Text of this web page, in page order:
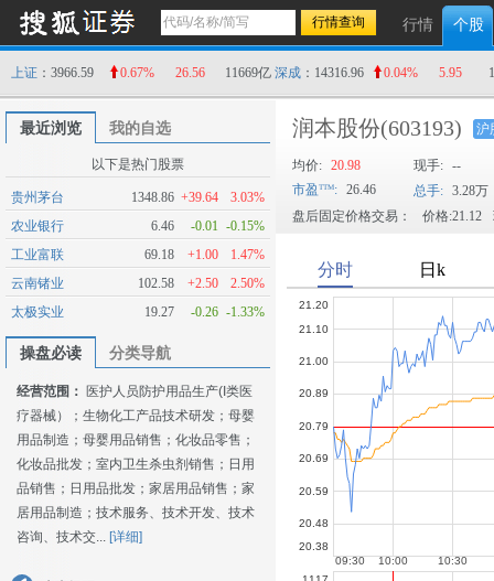
行情 个股
上证 ：3966.59 0.67% 26.56 11669亿 深成 ：14316.96 0.04% 5.95
最近浏览 我的自选
以下是热门股票
贵州茅台 1348.86 +39.64
3.03%
农业银行
6.46 -0.01 -0.15%
工业富联
69.18 +1.00
1.47%
云南锗业
102.58 +2.50
2.50%
太极实业
19.27 -0.26 -1.33%
操盘必读 分类导航
经营范围：
医护人员防护用品生产(I类医
疗器械）；生物化工产品技术研发；母婴
用品制造；母婴用品销售；化妆品零售；
化妆品批发；室内卫生杀虫剂销售；日用
品销售；日用品批发；家居用品销售；家
居用品制造；技术服务、技术开发、技术
咨询、技术交... [详细]
润本股份(603193) 沪
均价: 20.98 现手: --
市盈
: 26.46 总手: 3.28万
盘后固定价格交易：
价格:21.12